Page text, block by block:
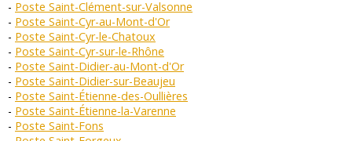
Poste Saint-Clément-sur-Valsonne
Poste Saint-Cyr-au-Mont-d'Or
Poste Saint-Cyr-le-Chatoux
Poste Saint-Cyr-sur-le-Rhône
Poste Saint-Didier-au-Mont-d'Or
Poste Saint-Didier-sur-Beaujeu
Poste Saint-Étienne-des-Oullières
Poste Saint-Étienne-la-Varenne
Poste Saint-Fons